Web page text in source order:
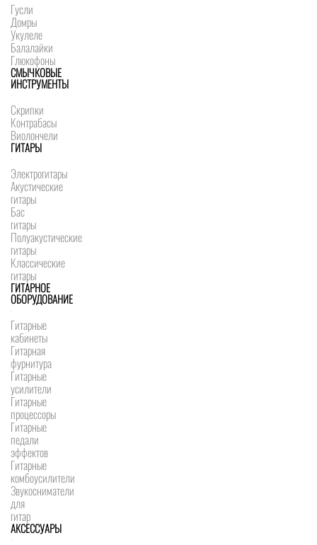
Гусли
Домры
Укулеле
Балалайки
Глюкофоны
СМЫЧКОВЫЕ
ИНСТРУМЕНТЫ
Скрипки
Контрабасы
Виолончели
ГИТАРЫ
Электрогитары
Акустические
гитары
Бас
гитары
Полуакустические
гитары
Классические
гитары
ГИТАРНОЕ
ОБОРУДОВАНИЕ
Гитарные
кабинеты
Гитарная
фурнитура
Гитарные
усилители
Гитарные
процессоры
Гитарные
педали
эффектов
Гитарные
комбоусилители
Звукосниматели
для
гитар
АКСЕССУАРЫ